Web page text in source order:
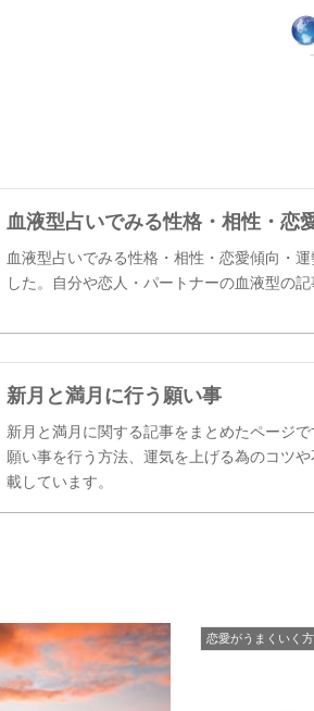
血液型占いでみる性格・相性・恋
血液型占いでみる性格・相性・恋愛傾向・
した。自分や恋人・パートナーの血液型の記
新月と満月に行う願い事
新月と満月に関する記事をまとめたページ
願い事を行う方法、運気を上げる為のコツ
載しています。
恋愛がうまくいく